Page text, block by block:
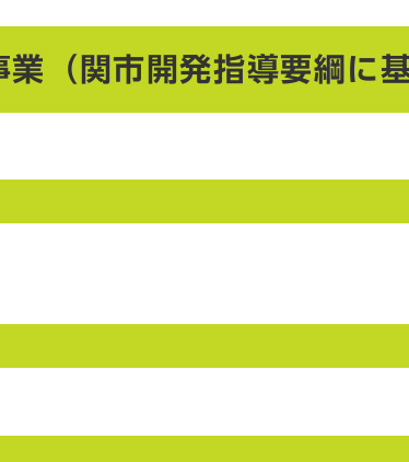
（関市開発指導要綱に基